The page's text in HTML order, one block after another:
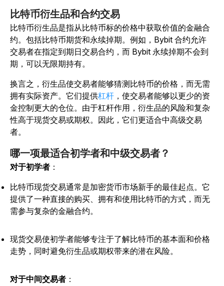
比特币衍生品和合约交易
比特币衍生品是指从比特币标的价格中获取价值的金融合
约。包括比特币期货和永续掉期。例如，Bybit 合约允许
交易者在指定到期日交易合约，而 Bybit 永续掉期不会到
期，可以无限期持有。
换言之，衍生品使交易者能够猜测比特币的价格，而无需
拥有实际资产。它们提供杠杆 ，使交易者能够以更少的资
金控制更大的仓位。由于杠杆作用，衍生品的风险和复杂
性高于现货交易或期权。因此，它们更适合中高级交易
者。
哪一项最适合初学者和中级交易者？
对于初学者 ：
比特币现货交易通常是加密货币市场新手的最佳起点。它
提供了一种直接的购买、拥有和使用比特币的方式，而无
需参与复杂的金融合约。
现货交易使初学者能够专注于了解比特币的基本面和价格
走势，同时避免衍生品或期权带来的潜在风险。
对于中间交易者 ：